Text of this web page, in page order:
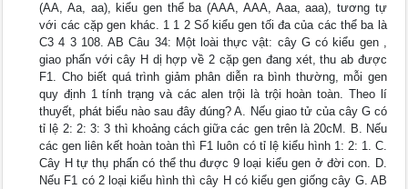
(AA, Aa, aa), kiểu gen thể ba (AAA, AAA, Aaa, aaa), tương tự
với các cặp gen khác. 1 1 2 Số kiểu gen tối đa của các thể ba là
C3 4 3 108. AB Câu 34: Một loài thực vật: cây G có kiểu gen ,
giao phấn với cây H dị hợp về 2 cặp gen đang xét, thu ab được
F1. Cho biết quá trình giảm phân diễn ra bình thường, mỗi gen
quy định 1 tính trạng và các alen trội là trội hoàn toàn. Theo lí
thuyết, phát biểu nào sau đây đúng? A. Nếu giao tử của cây G có
tỉ lệ 2: 2: 3: 3 thì khoảng cách giữa các gen trên là 20cM. B. Nếu
các gen liên kết hoàn toàn thì F1 luôn có tỉ lệ kiểu hình 1: 2: 1. C.
Cây H tự thụ phấn có thể thu được 9 loại kiểu gen ở đời con. D.
Nếu F1 có 2 loại kiểu hình thì cây H có kiểu gen giống cây G. AB